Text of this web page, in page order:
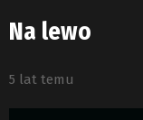
Na lewo
5 lat temu